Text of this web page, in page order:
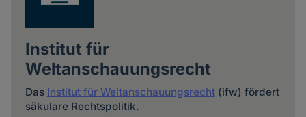
Institut für
Weltanschauungsrecht
Das Institut für Weltanschauungsrecht(ifw) fördert
säkulare Rechtspolitik.